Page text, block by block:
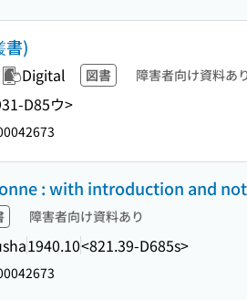
書)
Digital 図書 障害者向け資料あ
D85ウ>
: with introduction and
障害者向け資料あり
1940.10<821.39-D685s>